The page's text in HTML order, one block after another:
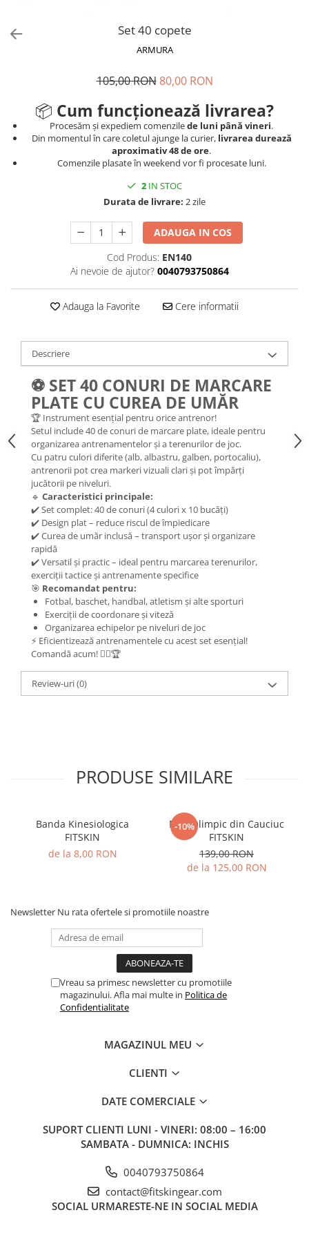
Saci Exercitii
Acccesori Antrenor
Mingi medicinale
Motricitate și Coordonare
Prim Ajutor
Berserker
Set 40 copete
ARMURA
105,00 RON 80,00 RON
📦 Cum funcționează livrarea?
Procesăm și expediem comenzilede luni până vineri.
Din momentul în care coletul ajunge la curier, livrarea durează
aproximativ 48 de ore.
Comenzile plasate în weekend vor fi procesate luni.
2 IN STOC
Durata de livrare: 2 zile
ADAUGA IN COS
Cod Produs: EN140
Ai nevoie de ajutor? 0040793750864
Adauga la Favorite Cere informatii
Descriere
⚽ SET 40 CONURI DE MARCARE
PLATE CU CUREA DE UMĂR
🏆 Instrument esențial pentru orice antrenor!
Setul include 40 de conuri de marcare plate, ideale pentru
organizarea antrenamentelor și a terenurilor de joc.
Cu patru culori diferite (alb, albastru, galben, portocaliu),
antrenorii pot crea markeri vizuali clari și pot împărți
jucătorii pe niveluri.
🔹 Caracteristici principale:
✔️ Set complet: 40 de conuri (4 culori x 10 bucăți)
✔️ Design plat – reduce riscul de împiedicare
✔️ Curea de umăr inclusă – transport ușor și organizare
rapidă
✔️ Versatil și practic – ideal pentru marcarea terenurilor,
exerciții tactice și antrenamente specifice
🎯 Recomandat pentru:
Fotbal, baschet, handbal, atletism și alte sporturi
Exerciții de coordonare și viteză
Organizarea echipelor pe niveluri de joc
⚡ Eficientizează antrenamentele cu acest set esențial!
Comandă acum! 🏃‍♂️🏆
Review-uri(0)
PRODUSE SIMILARE
Banda Kinesiologica
FITSKIN
de la 8,00 RON
-10%
Disc Olimpic din Cauciuc
FITSKIN
139,00 RON
de la 125,00 RON
Newsletter Nu rata ofertele si promotiile noastre
Vreau sa primesc newsletter cu promotiile
magazinului. Afla mai multe in Politica de
Confidentialitate
MAGAZINUL MEU
CLIENTI
DATE COMERCIALE
SUPORT CLIENTI LUNI - VINERI: 08:00 – 16:00
SAMBATA - DUMNICA: INCHIS
0040793750864
contact@fitskingear.com
SOCIAL URMARESTE-NE IN SOCIAL MEDIA